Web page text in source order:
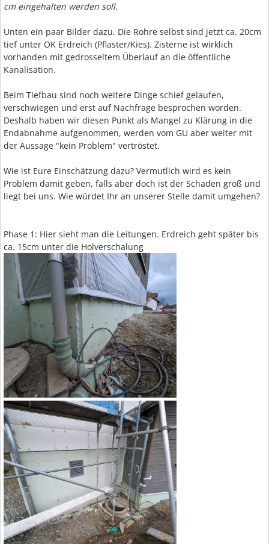
cm eingehalten werden soll.
Unten ein paar Bilder dazu. Die Rohre selbst sind jetzt ca. 20cm
tief unter OK Erdreich (Pflaster/Kies). Zisterne ist wirklich
vorhanden mit gedrosseltem Überlauf an die öffentliche
Kanalisation.
Beim Tiefbau sind noch weitere Dinge schief gelaufen,
verschwiegen und erst auf Nachfrage besprochen worden.
Deshalb haben wir diesen Punkt als Mangel zu Klärung in die
Endabnahme aufgenommen, werden vom GU aber weiter mit
der Aussage "kein Problem" vertröstet.
Wie ist Eure Einschätzung dazu? Vermutlich wird es kein
Problem damit geben, falls aber doch ist der Schaden groß und
liegt bei uns. Wie würdet Ihr an unserer Stelle damit umgehen?
Phase 1: Hier sieht man die Leitungen. Erdreich geht später bis
ca. 15cm unter die Holverschalung